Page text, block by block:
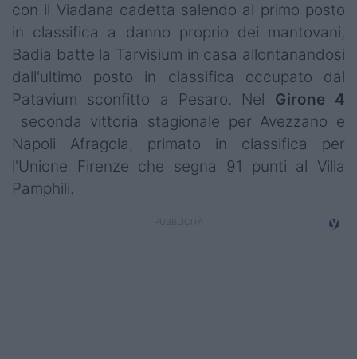
Serie B
Serie C
Femminile
Giovanili
Coppa Italia
Minirugby
con il Viadana cadetta salendo al primo posto
in classifica a danno proprio dei mantovani,
Badia batte la Tarvisium in casa allontanandosi
dall'ultimo posto in classifica occupato dal
Patavium sconfitto a Pesaro. Nel Girone 4
seconda vittoria stagionale per Avezzano e
Napoli Afragola, primato in classifica per
l'Unione Firenze che segna 91 punti al Villa
Pamphili.